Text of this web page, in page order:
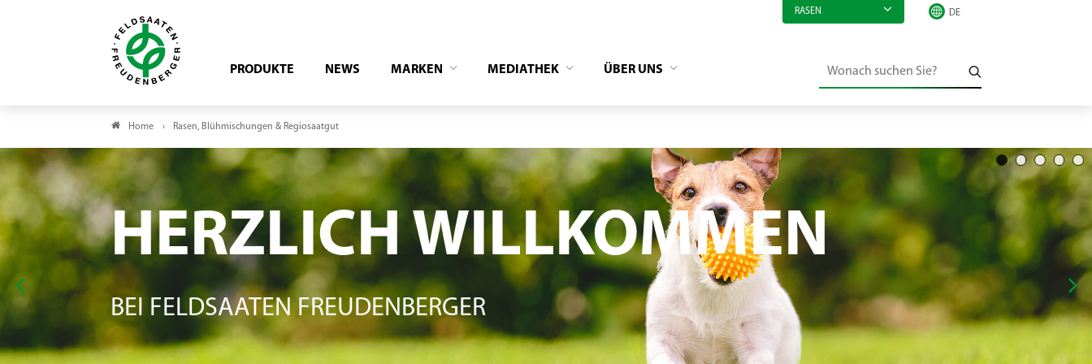
RASEN
PRODUKTE NEWS MARKEN MEDIATHEK ÜBER UNS
Home Rasen, Blühmischungen & Regiosaatgut
Neuer Vorstand DRG